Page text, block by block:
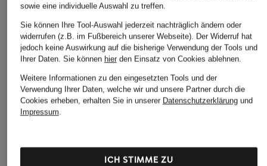
sowie eine individuelle Auswahl zu treffen.
Sie können Ihre Tool-Auswahl jederzeit nachträglich ändern oder
widerrufen (z.B. im Fußbereich unserer Webseite). Der Widerruf hat
jedoch keine Auswirkung auf die bisherige Verwendung der Tools und
Ihrer Daten. Sie können hierden Einsatz von Cookies ablehnen.
Weitere Informationen zu den eingesetzten Tools und der
Verwendung Ihrer Daten, welche wir und unsere Partner durch die
Cookies erheben, erhalten Sie in unserer Datenschutzerklärungund
Impressum.
ICH STIMME ZU